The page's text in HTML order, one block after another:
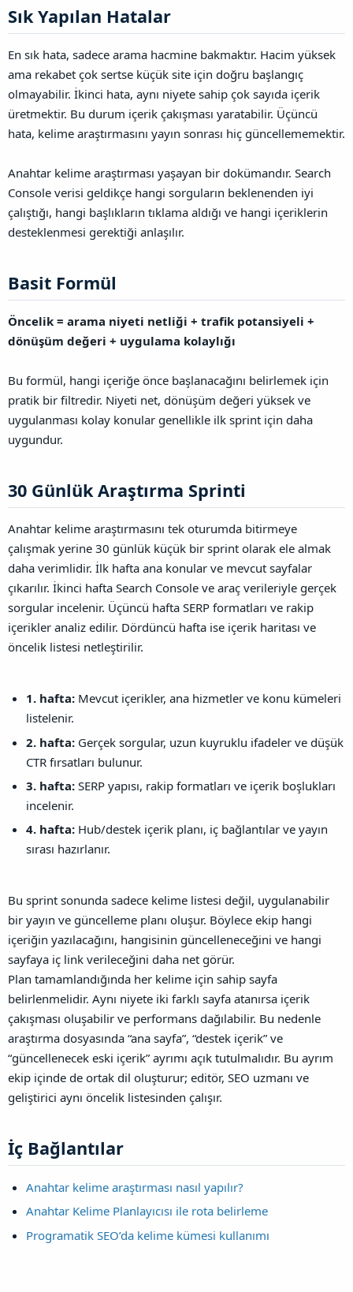
Sık Yapılan Hatalar​
En sık hata, sadece arama hacmine bakmaktır. Hacim yüksek
ama rekabet çok sertse küçük site için doğru başlangıç
olmayabilir. İkinci hata, aynı niyete sahip çok sayıda içerik
üretmektir. Bu durum içerik çakışması yaratabilir. Üçüncü
hata, kelime araştırmasını yayın sonrası hiç güncellememektir.
Anahtar kelime araştırması yaşayan bir dokümandır. Search
Console verisi geldikçe hangi sorguların beklenenden iyi
çalıştığı, hangi başlıkların tıklama aldığı ve hangi içeriklerin
desteklenmesi gerektiği anlaşılır.
Basit Formül​
Öncelik = arama niyeti netliği + trafik potansiyeli +
dönüşüm değeri + uygulama kolaylığı
Bu formül, hangi içeriğe önce başlanacağını belirlemek için
pratik bir filtredir. Niyeti net, dönüşüm değeri yüksek ve
uygulanması kolay konular genellikle ilk sprint için daha
uygundur.
30 Günlük Araştırma Sprinti​
Anahtar kelime araştırmasını tek oturumda bitirmeye
çalışmak yerine 30 günlük küçük bir sprint olarak ele almak
daha verimlidir. İlk hafta ana konular ve mevcut sayfalar
çıkarılır. İkinci hafta Search Console ve araç verileriyle gerçek
sorgular incelenir. Üçüncü hafta SERP formatları ve rakip
içerikler analiz edilir. Dördüncü hafta ise içerik haritası ve
öncelik listesi netleştirilir.
1. hafta: Mevcut içerikler, ana hizmetler ve konu kümeleri
listelenir.
2. hafta: Gerçek sorgular, uzun kuyruklu ifadeler ve düşük
CTR fırsatları bulunur.
3. hafta: SERP yapısı, rakip formatları ve içerik boşlukları
incelenir.
4. hafta: Hub/destek içerik planı, iç bağlantılar ve yayın
sırası hazırlanır.
Bu sprint sonunda sadece kelime listesi değil, uygulanabilir
bir yayın ve güncelleme planı oluşur. Böylece ekip hangi
içeriğin yazılacağını, hangisinin güncelleneceğini ve hangi
sayfaya iç link verileceğini daha net görür.
Plan tamamlandığında her kelime için sahip sayfa
belirlenmelidir. Aynı niyete iki farklı sayfa atanırsa içerik
çakışması oluşabilir ve performans dağılabilir. Bu nedenle
araştırma dosyasında “ana sayfa”, “destek içerik” ve
“güncellenecek eski içerik” ayrımı açık tutulmalıdır. Bu ayrım
ekip içinde de ortak dil oluşturur; editör, SEO uzmanı ve
geliştirici aynı öncelik listesinden çalışır.
İç Bağlantılar​
Anahtar kelime araştırması nasıl yapılır?
Anahtar Kelime Planlayıcısı ile rota belirleme
Programatik SEO’da kelime kümesi kullanımı